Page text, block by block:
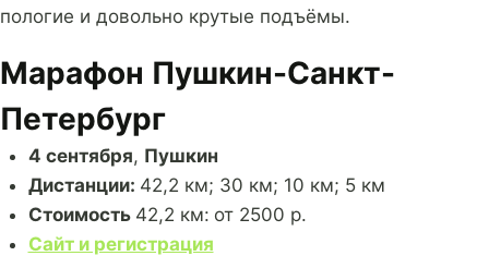
пологие и довольно крутые подъёмы.
Марафон Пушкин-Санкт-
Петербург
4 сентября, Пушкин
Дистанции: 42,2 км; 30 км; 10 км; 5 км
Стоимость 42,2 км: от 2500 р.
Сайт и регистрация